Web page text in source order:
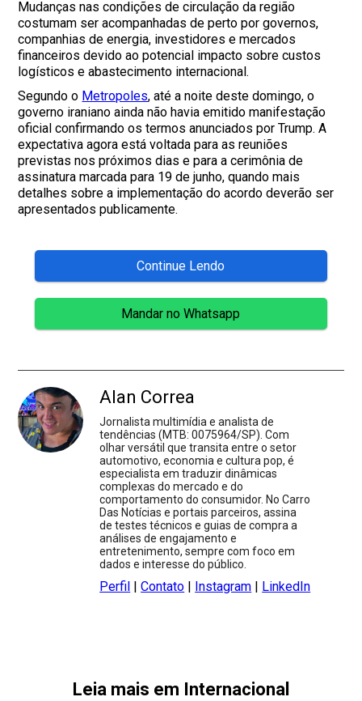
Mudanças nas condições de circulação da região
costumam ser acompanhadas de perto por governos,
companhias de energia, investidores e mercados
financeiros devido ao potencial impacto sobre custos
logísticos e abastecimento internacional.
Segundo o Metropoles, até a noite deste domingo, o
governo iraniano ainda não havia emitido manifestação
oficial confirmando os termos anunciados por Trump. A
expectativa agora está voltada para as reuniões
previstas nos próximos dias e para a cerimônia de
assinatura marcada para 19 de junho, quando mais
detalhes sobre a implementação do acordo deverão ser
apresentados publicamente.
Continue Lendo
Mandar no Whatsapp
Alan Correa
Jornalista multimídia e analista de
tendências (MTB: 0075964/SP). Com
olhar versátil que transita entre o setor
automotivo, economia e cultura pop, é
especialista em traduzir dinâmicas
complexas do mercado e do
comportamento do consumidor. No Carro
Das Notícias e portais parceiros, assina
de testes técnicos e guias de compra a
análises de engajamento e
entretenimento, sempre com foco em
dados e interesse do público.
Perfil |Contato Instagram LinkedIn
Leia mais em Internacional